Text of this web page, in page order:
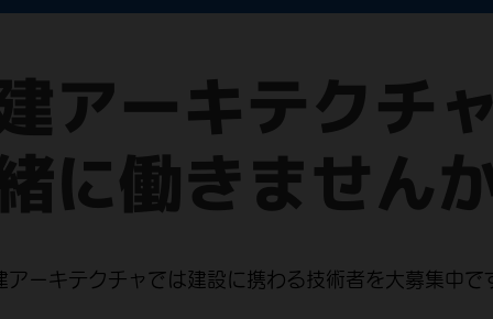
アーキテクチ
に働きません
アーキテクチャでは建設に携わる技術者を大募集中で